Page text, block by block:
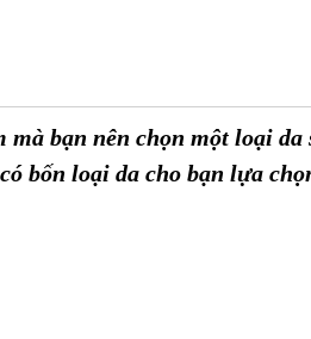
bạn nên chọn một loại
bốn loại da cho bạn lựa